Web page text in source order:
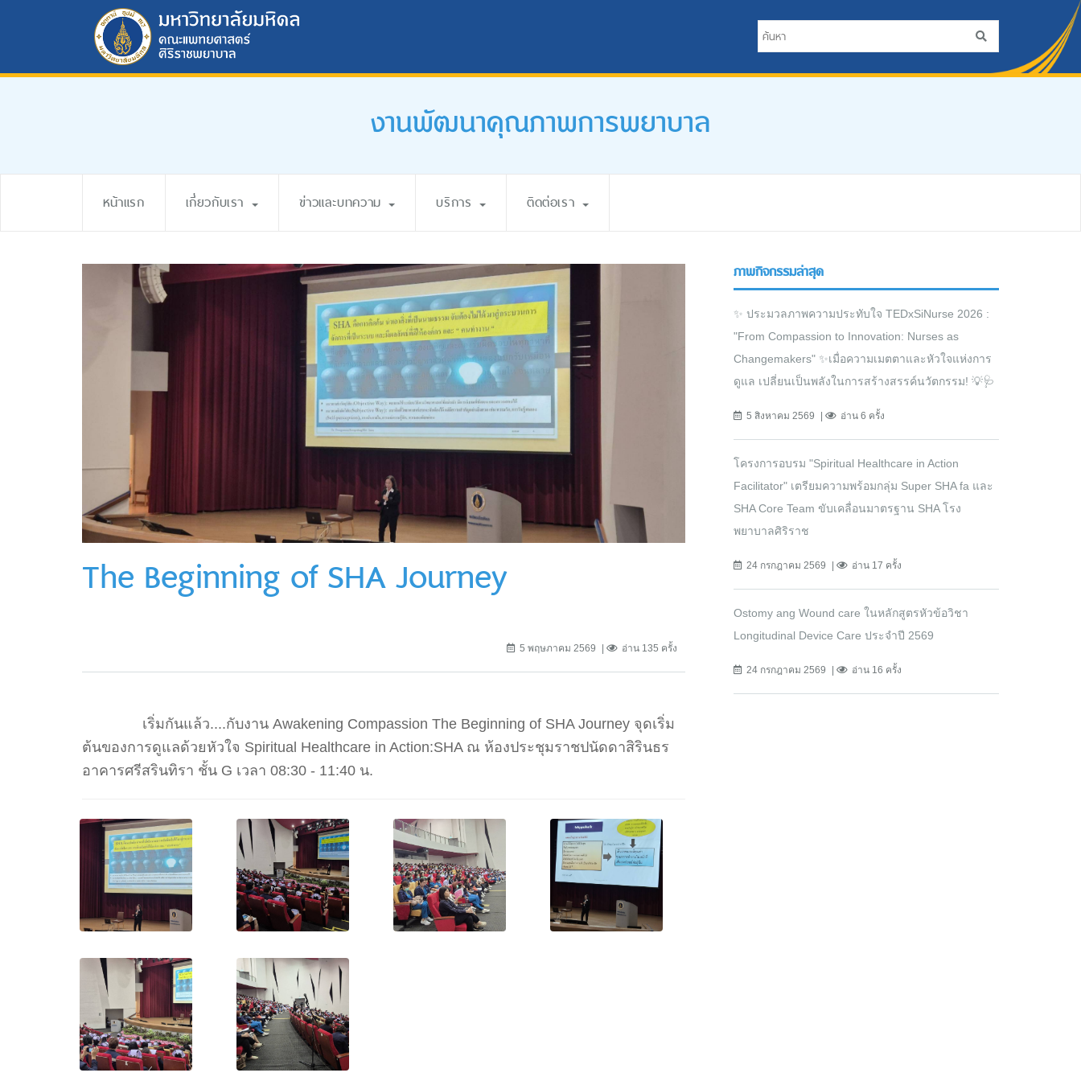
งานพัฒนาคุณภาพการพยาบาล
หน้าแรก เกี่ยวกับเรา ข่าวและบทความ บริการ ติดต่อเรา
The Beginning of SHA Journey
5 พฤษภาคม 2569 อ่าน 135 ครั้ง
เริ่มกันแล้ว....กับงาน Awakening Compassion The Beginning of SHA Journey จุดเริ่ม
ต้นของการดูแลด้วยหัวใจ Spiritual Healthcare in Action:SHA ณ ห้องประชุมราชปนัดดาสิรินธร
อาคารศรีสรินทิรา ชั้น G เวลา 08:30 - 11:40 น.
ภาพกิจกรรมล่าสุด
✨ ประมวลภาพความประทับใจ TEDxSiNurse 2026 :
"From Compassion to Innovation: Nurses as
Changemakers" ✨เมื่อความเมตตาและหัวใจแห่งการ
ดูแล เปลี่ยนเป็นพลังในการสร้างสรรค์นวัตกรรม! 💡🩺
5 สิงหาคม 2569 อ่าน 6 ครั้ง
โครงการอบรม "Spiritual Healthcare in Action
Facilitator" เตรียมความพร้อมกลุ่ม Super SHA fa และ
SHA Core Team ขับเคลื่อนมาตรฐาน SHA โรง
พยาบาลศิริราช
24 กรกฎาคม 2569 อ่าน 17 ครั้ง
Ostomy ang Wound care ในหลักสูตรหัวข้อวิชา
Longitudinal Device Care ประจำปี 2569
24 กรกฎาคม 2569 อ่าน 16 ครั้ง